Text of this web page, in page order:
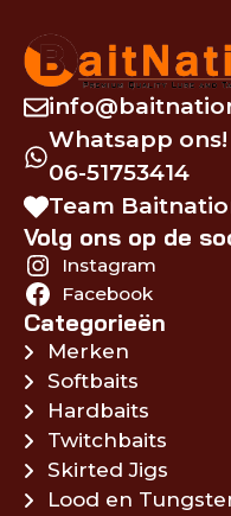
Whatsapp ons!
06-51753414
Team
Volg ons op de
Instagram
Facebook
Categorieën
Merken
Softbaits
Hardbaits
Twitchbaits
Skirted Jigs
Lood en